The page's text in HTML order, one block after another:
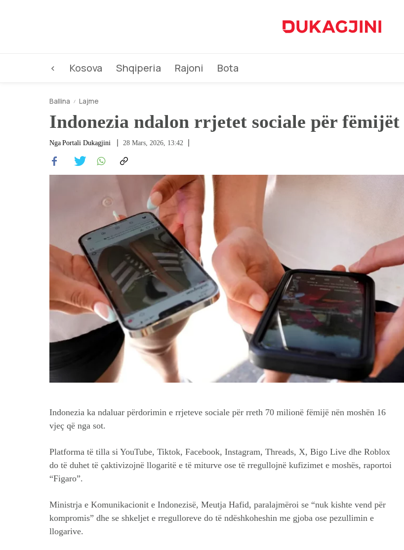
< Kosova Shqiperia Rajoni Bota
Ballina Lajme
Indonezia ndalon rrjetet sociale për fëmijët
Nga Portali Dukagjini 28 Mars, 2026, 13:42
Indonezia ka ndaluar përdorimin e rrjeteve sociale për rreth 70 milionë fëmijë nën moshën 16
vjeç që nga sot.
Platforma të tilla si YouTube, Tiktok, Facebook, Instagram, Threads, X, Bigo Live dhe Roblox
do të duhet të çaktivizojnë llogaritë e të miturve ose të rregullojnë kufizimet e moshës, raportoi
“Figaro”.
Ministrja e Komunikacionit e Indonezisë, Meutja Hafid, paralajmëroi se “nuk kishte vend për
kompromis” dhe se shkeljet e rregulloreve do të ndëshkoheshin me gjoba ose pezullimin e
llogarive.